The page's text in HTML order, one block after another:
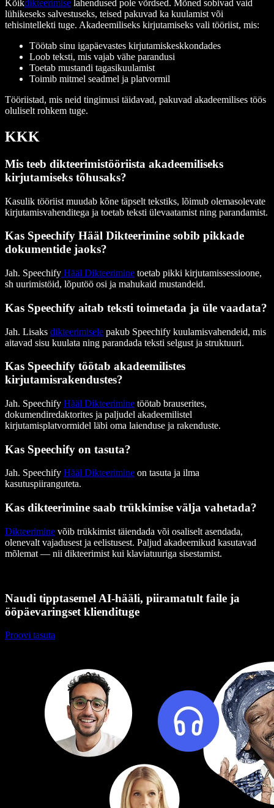
Kõikdikteerimise lahendused pole võrdsed. Mõned sobivad vaid
lühikeseks salvestuseks, teised pakuvad ka kuulamist või
tehisintellekti tuge. Akadeemiliseks kirjutamiseks vali tööriist, mis:
Töötab sinu igapäevastes kirjutamiskeskkondades
Loob teksti, mis vajab vähe parandusi
Toetab mustandi tagasikuulamist
Toimib mitmel seadmel ja platvormil
Tööriistad, mis neid tingimusi täidavad, pakuvad akadeemilises töös
oluliselt rohkem tuge.
KKK
Mis teeb dikteerimistööriista akadeemiliseks
kirjutamiseks tõhusaks?
Kasulik tööriist muudab kõne täpselt tekstiks, lõimub olemasolevate
kirjutamisvahenditega ja toetab teksti ülevaatamist ning parandamist.
Kas Speechify Hääl Dikteerimine sobib pikkade
dokumentide jaoks?
Jah. Speechify Hääl Dikteerimine toetab pikki kirjutamissessioone,
sh uurimistöid, lõputöö osi ja mahukaid mustandeid.
Kas Speechify aitab teksti toimetada ja üle vaadata?
Jah. Lisaks dikteerimisele pakub Speechify kuulamisvahendeid, mis
aitavad sisu kuulata ning parandada teksti selgust ja struktuuri.
Kas Speechify töötab akadeemilistes
kirjutamisrakendustes?
Jah. Speechify Hääl Dikteerimine töötab brauserites,
dokumendiredaktorites ja paljudel akadeemilistel
kirjutamisplatvormidel läbi oma laienduse ja rakenduste.
Kas Speechify on tasuta?
Jah. Speechify Hääl Dikteerimine on tasuta ja ilma
kasutuspiiranguteta.
Kas dikteerimine saab trükkimise välja vahetada?
Dikteerimine võib trükkimist täiendada või osaliselt asendada,
olenevalt vajadusest ja eelistusest. Paljud akadeemikud kasutavad
mõlemat — nii dikteerimist kui klaviatuuriga sisestamist.
Naudi tipptasemel AI-hääli, piiramatult faile ja
ööpäevaringset kliendituge
Proovi tasuta